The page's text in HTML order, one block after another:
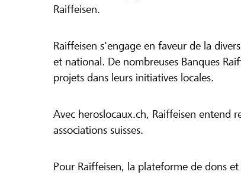
Raiffeisen.
Raiffeisen s'engage en faveur de la
et national. De nombreuses Banques
projets dans leurs initiatives locales.
Avec heroslocaux.ch, Raiffeisen entend
associations suisses.
Pour Raiffeisen, la plateforme de dons